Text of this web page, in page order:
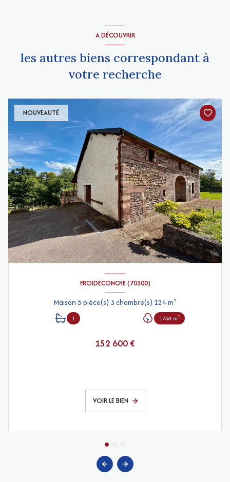
A DÉCOUVRIR
les autres biens correspondant à
votre recherche
NOUVEAUTÉ
FROIDECONCHE (70300)
Maison 5 pièce(s) 3 chambre(s) 124 m²
1 1738 m²
152 600 €
VOIR LE BIEN